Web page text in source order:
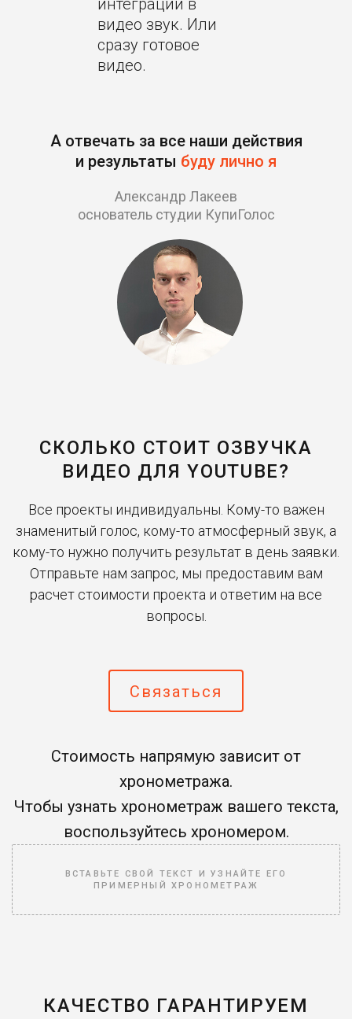
видео звук. Или
сразу готовое
видео.
А отвечать за все наши действия
и результаты буду лично я
Александр Лакеев
основатель студии КупиГолос
СКОЛЬКО СТОИТ ОЗВУЧКА
ВИДЕО ДЛЯ YOUTUBE?
Все проекты индивидуальны. Кому-то важен
знаменитый голос, кому-то атмосферный звук, а
кому-то нужно получить результат в день заявки.
Отправьте нам запрос, мы предоставим вам
расчет стоимости проекта и ответим на все
вопросы.
Связаться
Стоимость напрямую зависит от
хронометража.
Чтобы узнать хронометраж вашего текста,
воспользуйтесь хрономером.
ВСТАВЬТЕ СВОЙ ТЕКСТ И УЗНАЙТЕ ЕГО
ПРИМЕРНЫЙ ХРОНОМЕТРАЖ
КАЧЕСТВО ГАРАНТИРУЕМ